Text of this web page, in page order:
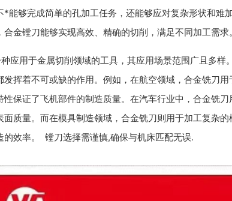
*能够完成简单的孔加工任务，还能够应对复杂形状和难
合金镗刀能够实现高效、精确的切削，满足不同加工需
应用于金属切削领域的工具，其应用场景范围广且多样
挥着不可或缺的作用。例如，在航空领域，合金铣刀
性保证了飞机部件的制造质量。在汽车行业中，合金铣
面质量。而在模具制造领域，合金铣刀则用于加工复杂
的效率。 镗刀选择需谨慎,确保与机床匹配无误.